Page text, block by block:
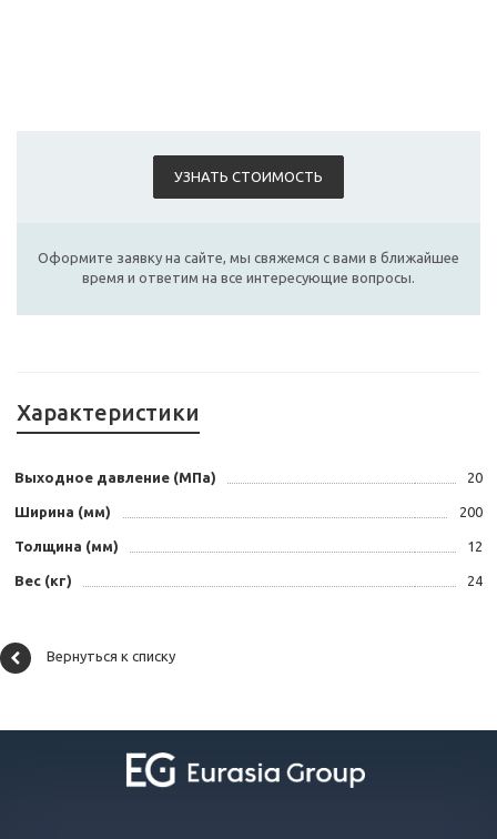
УЗНАТЬ СТОИМОСТЬ
Оформите заявку на сайте, мы свяжемся с вами в ближайшее
время и ответим на все интересующие вопросы.
Характеристики
Выходное давление (МПа) 20
Ширина (мм) 200
Толщина (мм) 12
Вес (кг) 24
Вернуться к списку